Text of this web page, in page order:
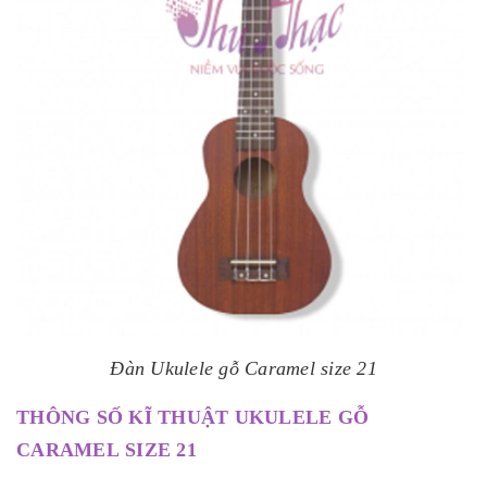
Đàn Ukulele gỗ Caramel size 21
THÔNG SỐ KĨ THUẬT UKULELE GỖ
CARAMEL SIZE 21